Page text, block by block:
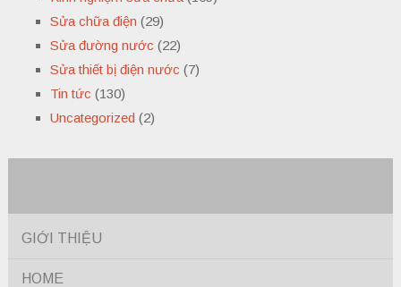
Sửa chữa điện (29)
Sửa đường nước (22)
Sửa thiết bị điện nước (7)
Tin tức (130)
Uncategorized (2)
GIỚI THIỆU
HOME